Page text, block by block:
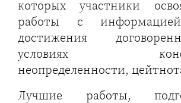
которых участники
работы с
достижения
условиях
неопределенности,
Лучшие работы,